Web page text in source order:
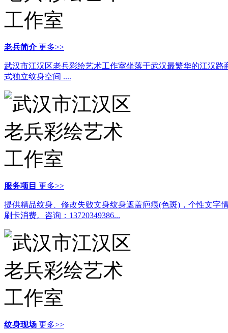
老兵简介更多>>
武汉市江汉区老兵彩绘艺术工作室坐落于武汉最繁华的江汉
式独立纹身空间 ....
服务项目 更多>>
提供精品纹身、修改失败文身纹身遮盖疤痕(色斑)，个性文字
刷卡消费。咨询：13720349386...
纹身现场 更多>>